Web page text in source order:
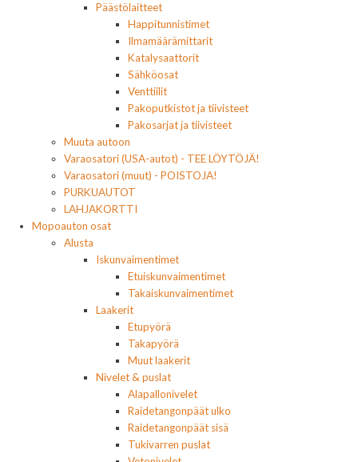
Päästölaitteet
Happitunnistimet
Ilmamäärämittarit
Katalysaattorit
Sähköosat
Venttiilit
Pakoputkistot ja tiivisteet
Pakosarjat ja tiivisteet
Muuta autoon
Varaosatori (USA-autot) - TEE LÖYTÖJÄ!
Varaosatori (muut) - POISTOJA!
PURKUAUTOT
LAHJAKORTTI
Mopoauton osat
Alusta
Iskunvaimentimet
Etuiskunvaimentimet
Takaiskunvaimentimet
Laakerit
Etupyörä
Takapyörä
Muut laakerit
Nivelet & puslat
Alapallonivelet
Raidetangonpäät ulko
Raidetangonpäät sisä
Tukivarren puslat